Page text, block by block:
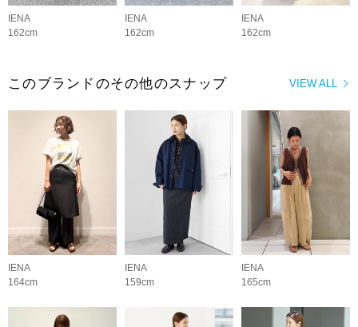
IENA
162cm
IENA
162cm
IENA
162cm
VIEW ALL
このブランドのその他のスナップ
IENA
164cm
IENA
159cm
IENA
165cm